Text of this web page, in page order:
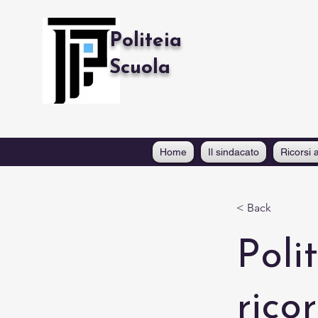
Politeia
Scuola
Home Il sindacato Ricorsi
< Back